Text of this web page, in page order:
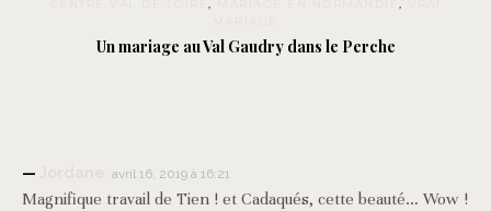
CENTRE VAL DE LOIRE, MARIAGE EN NORMANDIE,
Un mariage au Val Gaudry dans le Perche
avril 16, 2019 à 16:21
Magnifique travail de Tien ! et Cadaqués, cette beauté… Wow !